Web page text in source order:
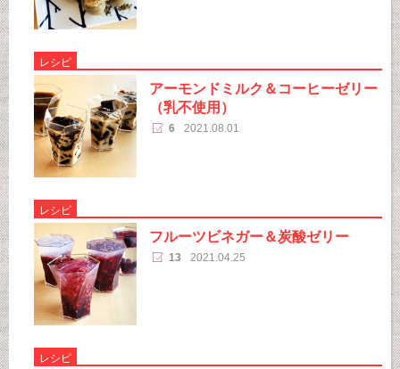
レシピ
アーモンドミルク＆コーヒーゼリー
（乳不使用）
6 2021.08.01
レシピ
フルーツビネガー＆炭酸ゼリー
13 2021.04.25
レシピ